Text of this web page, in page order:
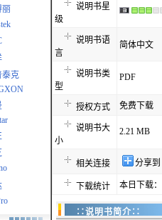
丽
泰克
说明书星
级
说明书语
言
简体中文
说明书类
型
PDF
授权方式 免费下载
说明书大
小
2.21 MB
相关连接 分享
下载统计 本日下载
∷说明书简介∷